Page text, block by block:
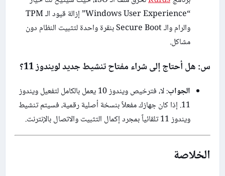
“Windows User Experience” إزالة قيود الـ TPM
والرام والـ Secure Boot بنقرة واحدة لتثبيت النظام دون
مشاكل.
س: هل أحتاج إلى شراء مفتاح تنشيط جديد لويندوز 11؟
الجواب
: لا، فترخيص ويندوز 10 يعمل بالكامل لتفعيل ويندوز
11. إذا كان جهازك مفعلاً بنسخة أصلية رقمية، فسيتم تنشيط
ويندوز 11 تلقائياً بمجرد إكمال التثبيت والاتصال بالإنترنت.
الخلاصة